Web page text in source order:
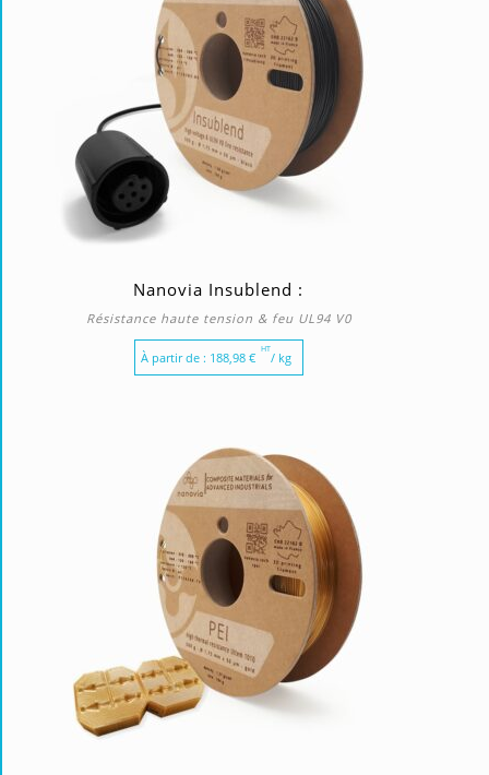
Nanovia Insublend :
Résistance haute tension & feu UL94 V0
À partir de : 188,98 €
HT
/ kg